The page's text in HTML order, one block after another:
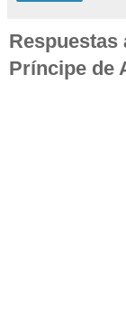
Respuestas
Príncipe de